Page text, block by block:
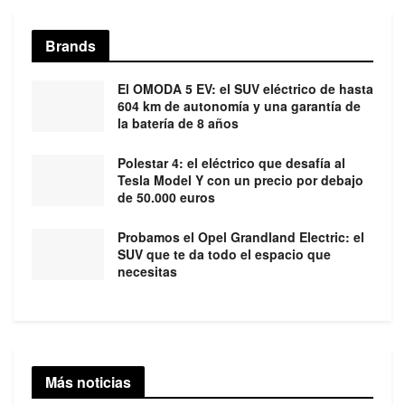
Brands
El OMODA 5 EV: el SUV eléctrico de hasta
604 km de autonomía y una garantía de
la batería de 8 años
Polestar 4: el eléctrico que desafía al
Tesla Model Y con un precio por debajo
de 50.000 euros
Probamos el Opel Grandland Electric: el
SUV que te da todo el espacio que
necesitas
Más noticias